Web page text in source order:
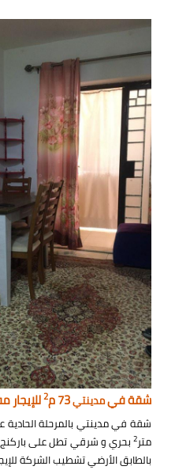
شقة فيمدينتي 2للإيجار
شقة في مدينتي بالمرحلة الحادية
متر2
بالطابق الأرضي تشطيب الشركة للإيجار